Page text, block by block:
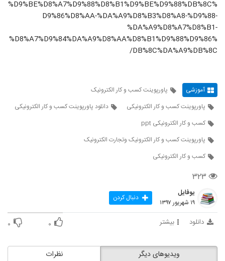
%D9%BE%D8%A7%D9%88%D8%B1%D9%BE%D9%88%DB%8C%
D9%86%D8%AA-%DA%A9%D8%B3%D8%A8-%D9%88-
%DA%A9%D8%A7%D8%B1-
%D8%A7%D9%84%DA%A9%D8%AA%D8%B1%D9%88%D9%86%
DB%8C%DA%A9%DB%8C/
آموزشی
پاورپوینت کسب و کار الکترونیک
پاورپوینت کسب و کار الکترونیکی
دانلود پاورپوینت کسب و کار الکترونیکی
کسب و کار الکترونیکی ppt
پاورپوینت کسب و کار الکترونیک وتجارت الکترونیک
کسب و کار الکترونیکی
۳۲۳
یوفایل
۱۹ شهریور ۱۳۹۷ دنبال کردن
دانلود بیشتر ۰ ۰
نظرات ویدیوهای دیگر